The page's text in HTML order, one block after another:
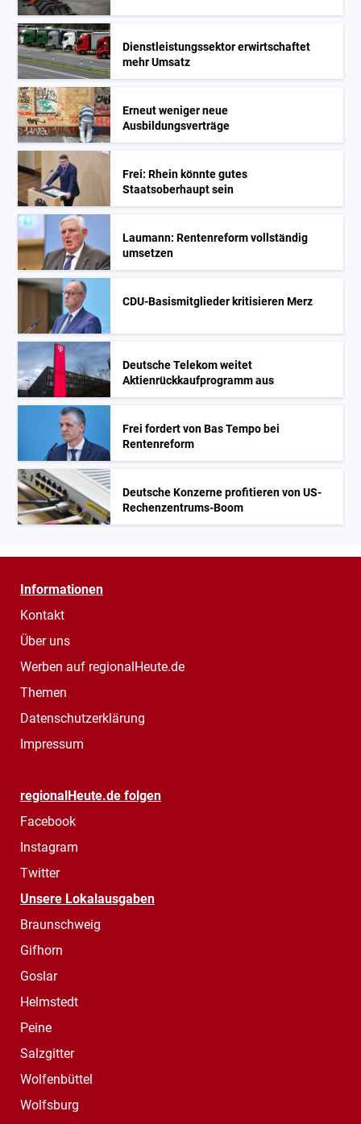
Dienstleistungssektor erwirtschaftet
mehr Umsatz
Erneut weniger neue
Ausbildungsverträge
Frei: Rhein könnte gutes
Staatsoberhaupt sein
Laumann: Rentenreform vollständig
umsetzen
CDU-Basismitglieder kritisieren Merz
Deutsche Telekom weitet
Aktienrückkaufprogramm aus
Frei fordert von Bas Tempo bei
Rentenreform
Deutsche Konzerne profitieren von US-
Rechenzentrums-Boom
Informationen
Kontakt
Über uns
Werben auf regionalHeute.de
Themen
Datenschutzerklärung
Impressum
regionalHeute.de folgen
Facebook
Instagram
Twitter
Unsere Lokalausgaben
Braunschweig
Gifhorn
Goslar
Helmstedt
Peine
Salzgitter
Wolfenbüttel
Wolfsburg